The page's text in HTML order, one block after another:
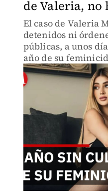
de Valeria, no
El caso de Valeria
detenidos ni
públicas, a unos
año de su
Zapopan.